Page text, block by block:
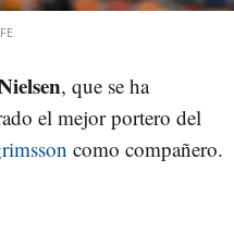
, que se ha
el mejor portero del
como compañero.